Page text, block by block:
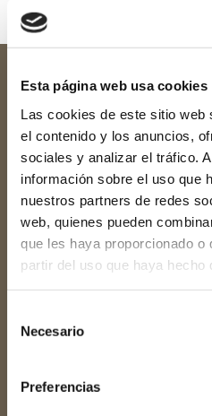
Esta página web usa cookies
Las cookies de este sitio web
el contenido y los anuncios,
sociales y analizar el tráfico.
información sobre el uso que
nuestros partners de redes
web, quienes pueden
que les haya proporcionado o
partir del uso que haya hecho
Necesario
Preferencias